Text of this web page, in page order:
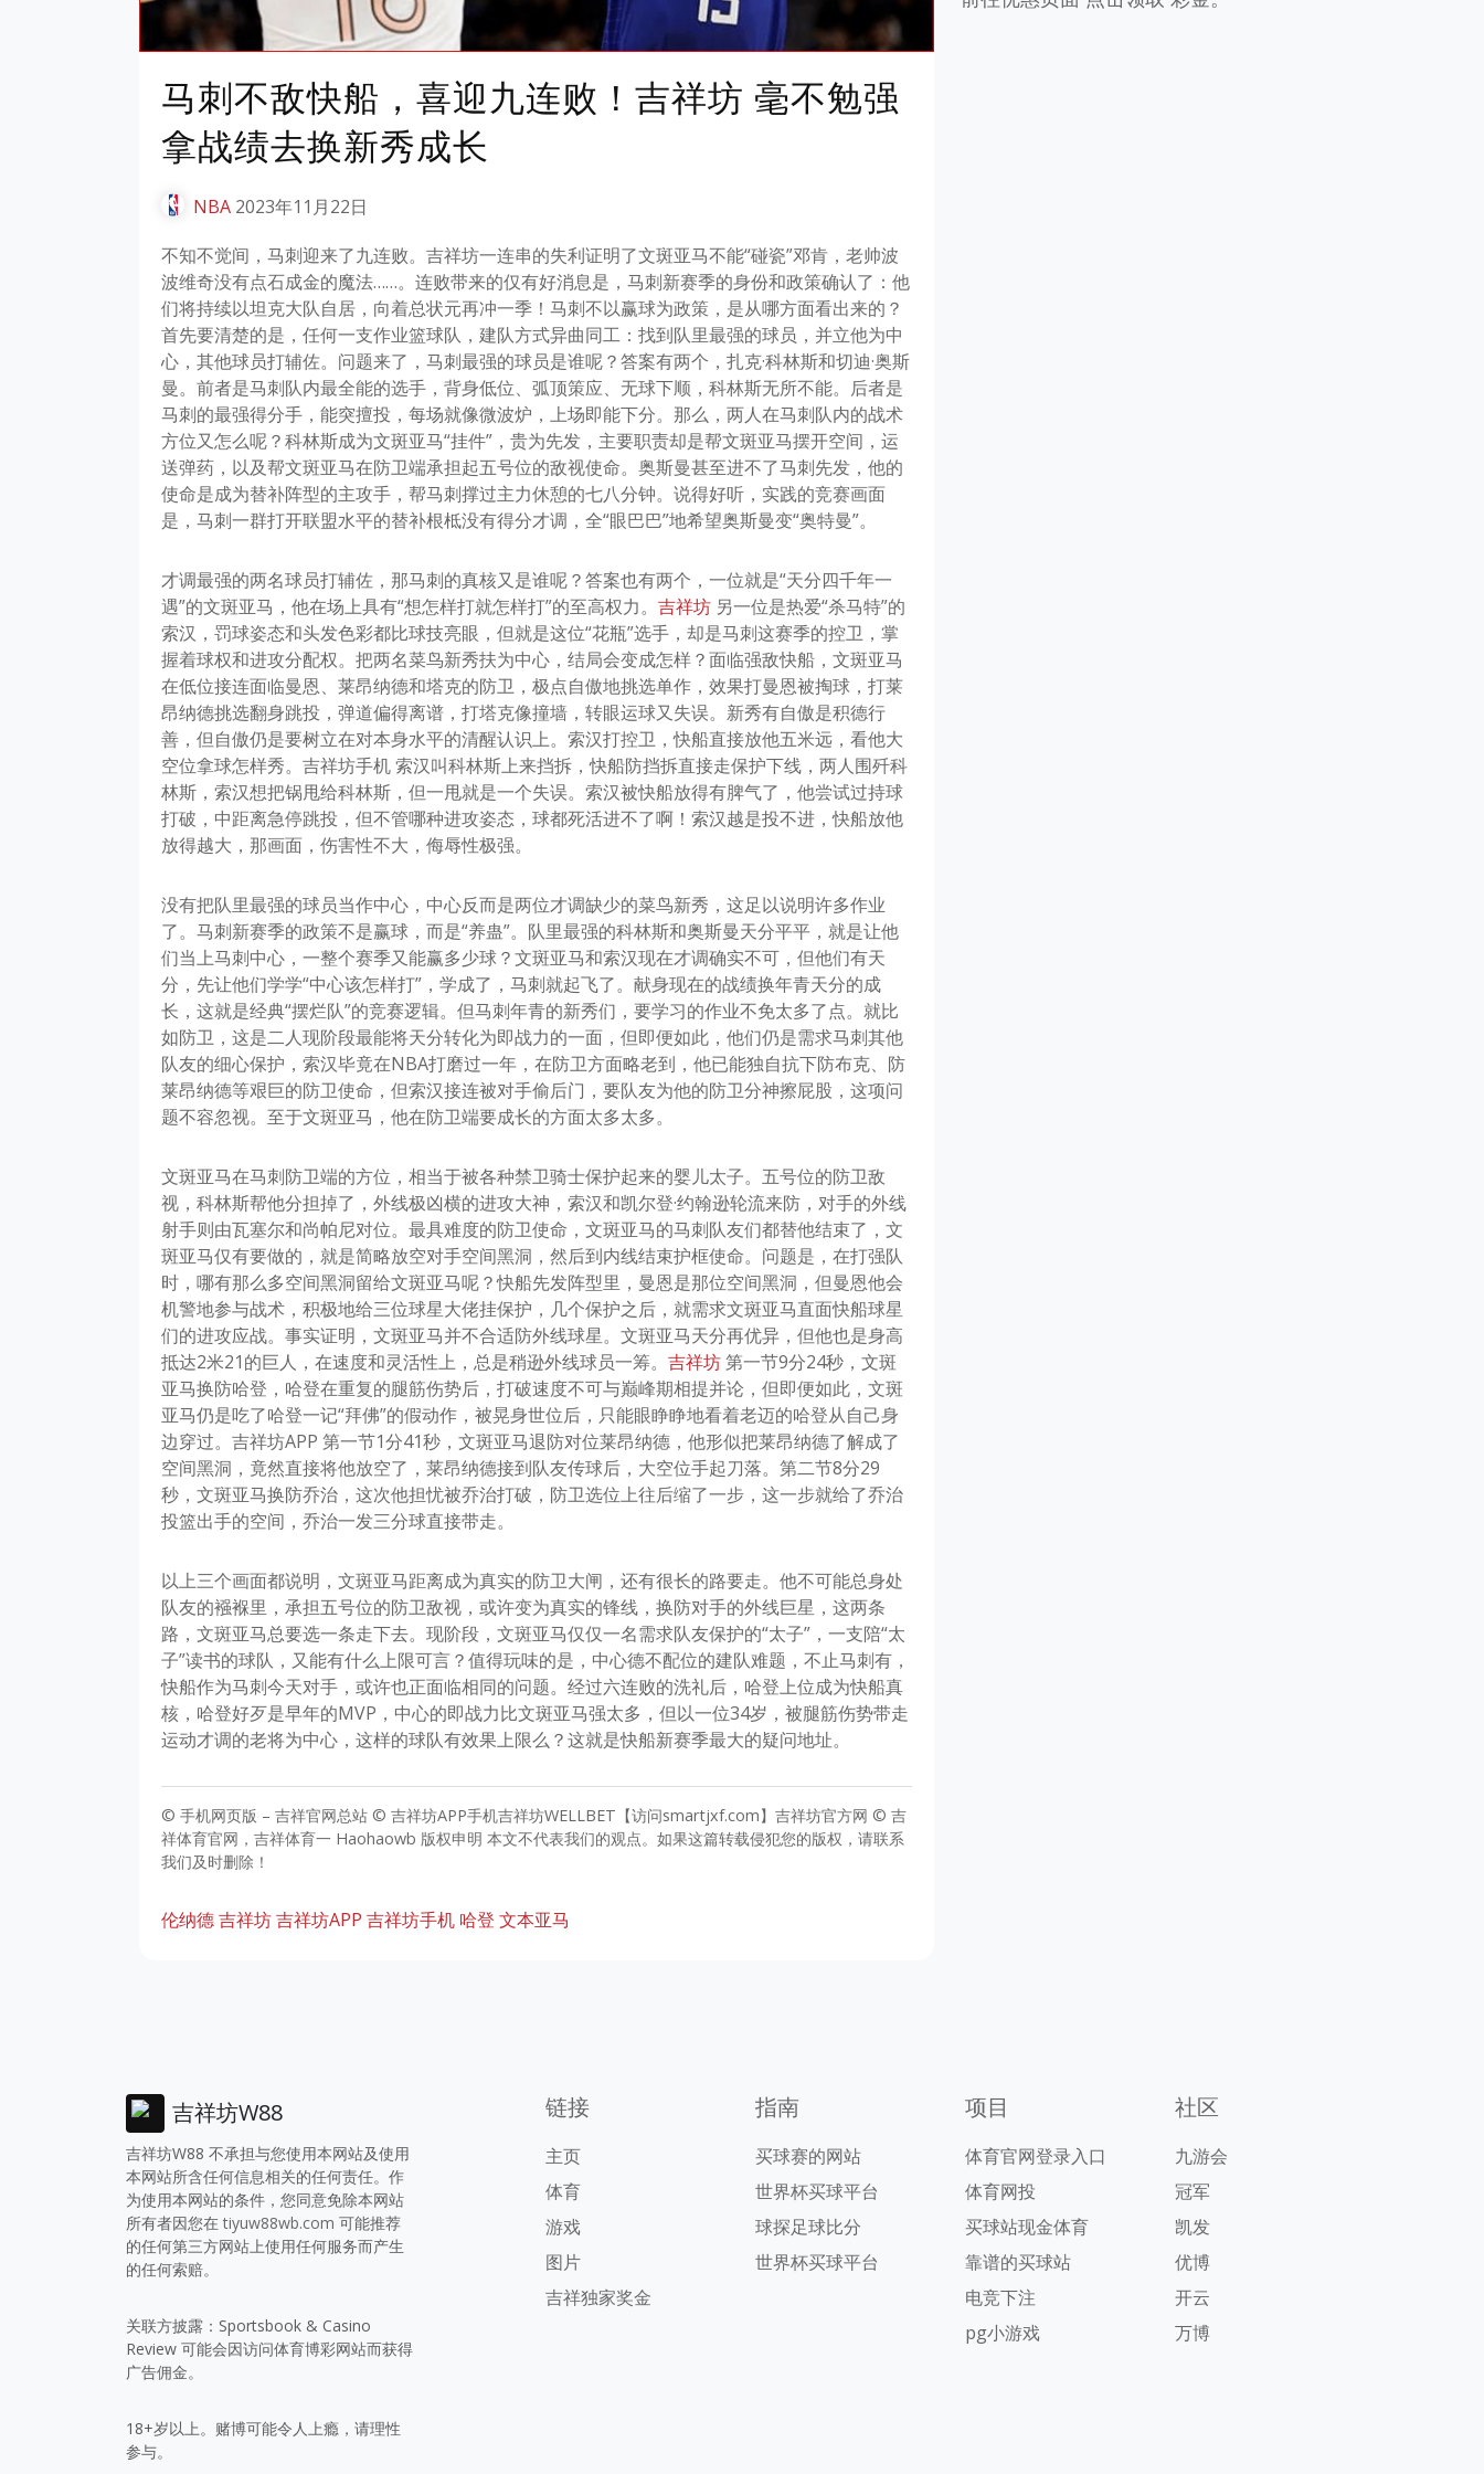
马刺不敌快船，喜迎九连败！吉祥坊 毫不勉强
拿战绩去换新秀成长
NBA 2023年11月22日
不知不觉间，马刺迎来了九连败。吉祥坊一连串的失利证明了文斑亚马不能“碰瓷”邓肯，老帅波
波维奇没有点石成金的魔法……。连败带来的仅有好消息是，马刺新赛季的身份和政策确认了：他
们将持续以坦克大队自居，向着总状元再冲一季！马刺不以赢球为政策，是从哪方面看出来的？
首先要清楚的是，任何一支作业篮球队，建队方式异曲同工：找到队里最强的球员，并立他为中
心，其他球员打辅佐。问题来了，马刺最强的球员是谁呢？答案有两个，扎克·科林斯和切迪·奥斯
曼。前者是马刺队内最全能的选手，背身低位、弧顶策应、无球下顺，科林斯无所不能。后者是
马刺的最强得分手，能突擅投，每场就像微波炉，上场即能下分。那么，两人在马刺队内的战术
方位又怎么呢？科林斯成为文斑亚马“挂件”，贵为先发，主要职责却是帮文斑亚马摆开空间，运
送弹药，以及帮文斑亚马在防卫端承担起五号位的敌视使命。奥斯曼甚至进不了马刺先发，他的
使命是成为替补阵型的主攻手，帮马刺撑过主力休憩的七八分钟。说得好听，实践的竞赛画面
是，马刺一群打开联盟水平的替补根柢没有得分才调，全“眼巴巴”地希望奥斯曼变“奥特曼”。
才调最强的两名球员打辅佐，那马刺的真核又是谁呢？答案也有两个，一位就是“天分四千年一
遇”的文斑亚马，他在场上具有“想怎样打就怎样打”的至高权力。 吉祥坊 另一位是热爱“杀马特”的
索汉，罚球姿态和头发色彩都比球技亮眼，但就是这位“花瓶”选手，却是马刺这赛季的控卫，掌
握着球权和进攻分配权。把两名菜鸟新秀扶为中心，结局会变成怎样？面临强敌快船，文斑亚马
在低位接连面临曼恩、莱昂纳德和塔克的防卫，极点自傲地挑选单作，效果打曼恩被掏球，打莱
昂纳德挑选翻身跳投，弹道偏得离谱，打塔克像撞墙，转眼运球又失误。新秀有自傲是积德行
善，但自傲仍是要树立在对本身水平的清醒认识上。索汉打控卫，快船直接放他五米远，看他大
空位拿球怎样秀。吉祥坊手机 索汉叫科林斯上来挡拆，快船防挡拆直接走保护下线，两人围歼科
林斯，索汉想把锅甩给科林斯，但一甩就是一个失误。索汉被快船放得有脾气了，他尝试过持球
打破，中距离急停跳投，但不管哪种进攻姿态，球都死活进不了啊！索汉越是投不进，快船放他
放得越大，那画面，伤害性不大，侮辱性极强。
没有把队里最强的球员当作中心，中心反而是两位才调缺少的菜鸟新秀，这足以说明许多作业
了。马刺新赛季的政策不是赢球，而是“养蛊”。队里最强的科林斯和奥斯曼天分平平，就是让他
们当上马刺中心，一整个赛季又能赢多少球？文斑亚马和索汉现在才调确实不可，但他们有天
分，先让他们学学“中心该怎样打”，学成了，马刺就起飞了。献身现在的战绩换年青天分的成
长，这就是经典“摆烂队”的竞赛逻辑。但马刺年青的新秀们，要学习的作业不免太多了点。就比
如防卫，这是二人现阶段最能将天分转化为即战力的一面，但即便如此，他们仍是需求马刺其他
队友的细心保护，索汉毕竟在NBA打磨过一年，在防卫方面略老到，他已能独自抗下防布克、防
莱昂纳德等艰巨的防卫使命，但索汉接连被对手偷后门，要队友为他的防卫分神擦屁股，这项问
题不容忽视。至于文斑亚马，他在防卫端要成长的方面太多太多。
文斑亚马在马刺防卫端的方位，相当于被各种禁卫骑士保护起来的婴儿太子。五号位的防卫敌
视，科林斯帮他分担掉了，外线极凶横的进攻大神，索汉和凯尔登·约翰逊轮流来防，对手的外线
射手则由瓦塞尔和尚帕尼对位。最具难度的防卫使命，文斑亚马的马刺队友们都替他结束了，文
斑亚马仅有要做的，就是简略放空对手空间黑洞，然后到内线结束护框使命。问题是，在打强队
时，哪有那么多空间黑洞留给文斑亚马呢？快船先发阵型里，曼恩是那位空间黑洞，但曼恩他会
机警地参与战术，积极地给三位球星大佬挂保护，几个保护之后，就需求文斑亚马直面快船球星
们的进攻应战。事实证明，文斑亚马并不合适防外线球星。文斑亚马天分再优异，但他也是身高
抵达2米21的巨人，在速度和灵活性上，总是稍逊外线球员一筹。 吉祥坊第一节9分24秒，文斑
亚马换防哈登，哈登在重复的腿筋伤势后，打破速度不可与巅峰期相提并论，但即便如此，文斑
亚马仍是吃了哈登一记“拜佛”的假动作，被晃身世位后，只能眼睁睁地看着老迈的哈登从自己身
边穿过。吉祥坊APP 第一节1分41秒，文斑亚马退防对位莱昂纳德，他形似把莱昂纳德了解成了
空间黑洞，竟然直接将他放空了，莱昂纳德接到队友传球后，大空位手起刀落。第二节8分29
秒，文斑亚马换防乔治，这次他担忧被乔治打破，防卫选位上往后缩了一步，这一步就给了乔治
投篮出手的空间，乔治一发三分球直接带走。
以上三个画面都说明，文斑亚马距离成为真实的防卫大闸，还有很长的路要走。他不可能总身处
队友的襁褓里，承担五号位的防卫敌视，或许变为真实的锋线，换防对手的外线巨星，这两条
路，文斑亚马总要选一条走下去。现阶段，文斑亚马仅仅一名需求队友保护的“太子”，一支陪“太
子”读书的球队，又能有什么上限可言？值得玩味的是，中心德不配位的建队难题，不止马刺有，
快船作为马刺今天对手，或许也正面临相同的问题。经过六连败的洗礼后，哈登上位成为快船真
核，哈登好歹是早年的MVP，中心的即战力比文斑亚马强太多，但以一位34岁，被腿筋伤势带走
运动才调的老将为中心，这样的球队有效果上限么？这就是快船新赛季最大的疑问地址。
© 手机网页版 – 吉祥官网总站 © 吉祥坊APP手机吉祥坊WELLBET【访问smartjxf.com】吉祥坊官方网 © 吉
祥体育官网，吉祥体育一 Haohaowb 版权申明 本文不代表我们的观点。如果这篇转载侵犯您的版权，请联系
我们及时删除！
伦纳德吉祥坊吉祥坊APP 吉祥坊手机 哈登 文本亚马
吉祥坊W88
吉祥坊W88 不承担与您使用本网站及使用
本网站所含任何信息相关的任何责任。作
为使用本网站的条件，您同意免除本网站
所有者因您在tiyuw88wb.com 可能推荐
的任何第三方网站上使用任何服务而产生
的任何索赔。
关联方披露：Sportsbook & Casino
Review 可能会因访问体育博彩网站而获得
广告佣金。
18+岁以上。赌博可能令人上瘾，请理性
参与。
链接
主页
体育
游戏
图片
吉祥独家奖金
指南
买球赛的网站
世界杯买球平台
球探足球比分
世界杯买球平台
项目
体育官网登录入口
体育网投
买球站现金体育
靠谱的买球站
电竞下注
pg小游戏
社区
九游会
冠军
凯发
优博
开云
万博